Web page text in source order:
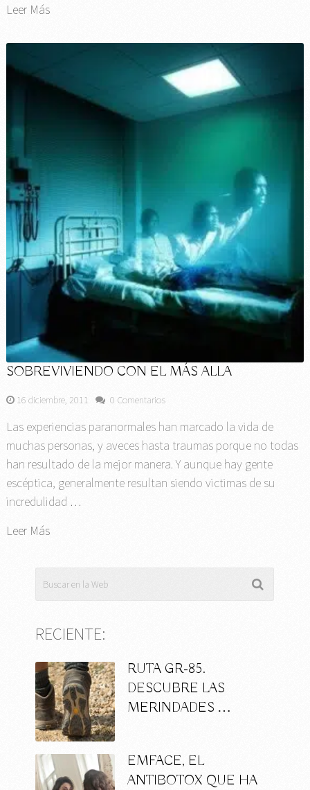
Leer Más
SOBREVIVIENDO CON EL MÁS ALLA
16 diciembre, 2011 0 Comentarios
Las experiencias paranormales han marcado la vida de
muchas personas, y aveces hasta traumas porque no todas
han resultado de la mejor manera. Y aunque hay gente
escéptica, generalmente resultan siendo victimas de su
incredulidad …
Leer Más
RECIENTE:
RUTA GR-85.
DESCUBRE LAS
MERINDADES …
EMFACE, EL
ANTIBOTOX QUE HA